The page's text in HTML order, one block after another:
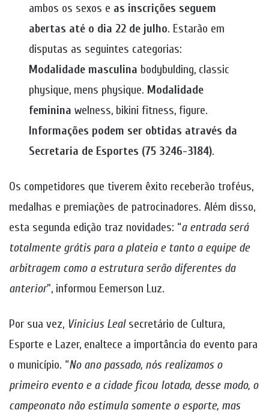
ambos os sexos e as inscrições seguem
abertas até o dia 22 de julho. Estarão em
disputas as seguintes categorias:
Modalidade masculina bodybulding, classic
physique, mens physique. Modalidade
feminina welness, bikini fitness, figure.
Informações podem ser obtidas através da
Secretaria de Esportes (75 3246-3184).
Os competidores que tiverem êxito receberão troféus,
medalhas e premiações de patrocinadores. Além disso,
esta segunda edição traz novidades: “a entrada será
totalmente grátis para a plateia e tanto a equipe de
arbitragem como a estrutura serão diferentes da
anterior”, informou Eemerson Luz.
Por sua vez, Vinicius Lealsecretário de Cultura,
Esporte e Lazer, enaltece a importância do evento para
o município. “No ano passado, nós realizamos o
primeiro evento e a cidade ficou lotada, desse modo, o
campeonato não estimula somente o esporte, mas